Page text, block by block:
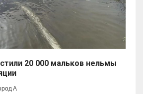
20 000 мальков нельмы
А